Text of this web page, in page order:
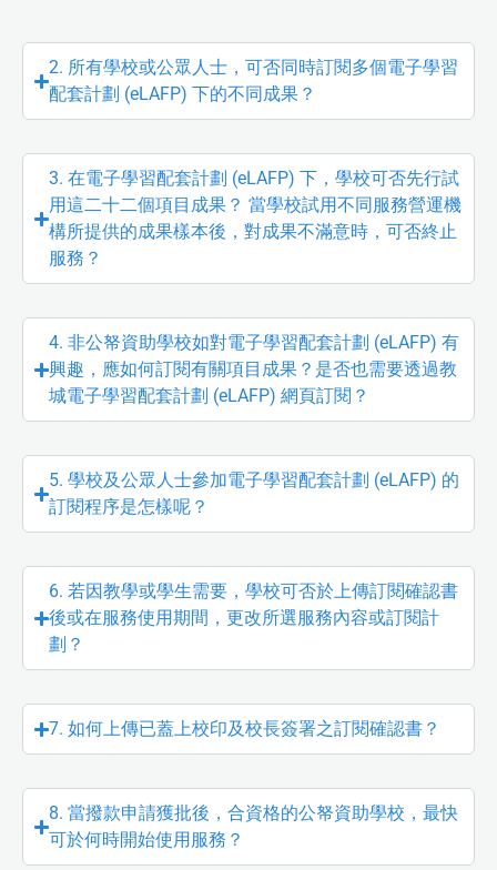
2. 所有學校或公眾人士，可否同時訂閱多個電子學習
配套計劃 (eLAFP) 下的不同成果？
3. 在電子學習配套計劃 (eLAFP) 下，學校可否先行試
用這二十二個項目成果？ 當學校試用不同服務營運機
構所提供的成果樣本後，對成果不滿意時，可否終止
服務？
4. 非公帑資助學校如對電子學習配套計劃 (eLAFP) 有
興趣，應如何訂閱有關項目成果？是否也需要透過教
城電子學習配套計劃 (eLAFP) 網頁訂閱？
5. 學校及公眾人士參加電子學習配套計劃 (eLAFP) 的
訂閱程序是怎樣呢？
6. 若因教學或學生需要，學校可否於上傳訂閱確認書
後或在服務使用期間，更改所選服務內容或訂閱計
劃？
7. 如何上傳已蓋上校印及校長簽署之訂閱確認書？
8. 當撥款申請獲批後，合資格的公帑資助學校，最快
可於何時開始使用服務？